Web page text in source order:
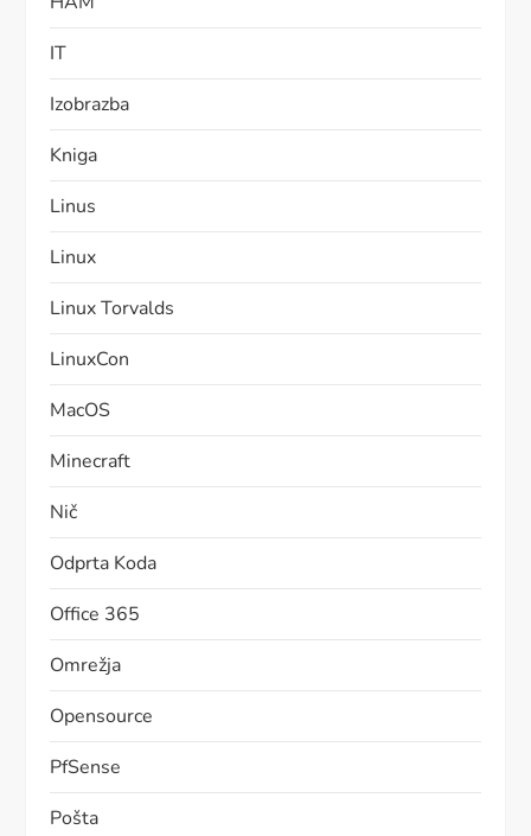
IT
Izobrazba
Kniga
Linus
Linux
Linux Torvalds
LinuxCon
MacOS
Minecraft
Nič
Odprta Koda
Office 365
Omrežja
Opensource
PfSense
Pošta